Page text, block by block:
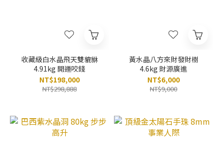
收藏級白水晶飛天雙貔貅
4.91kg 開運咬錢
NT$198,000
NT$298,888
黃水晶八方來財發財樹
4.6kg 財源廣進
NT$6,000
NT$9,000